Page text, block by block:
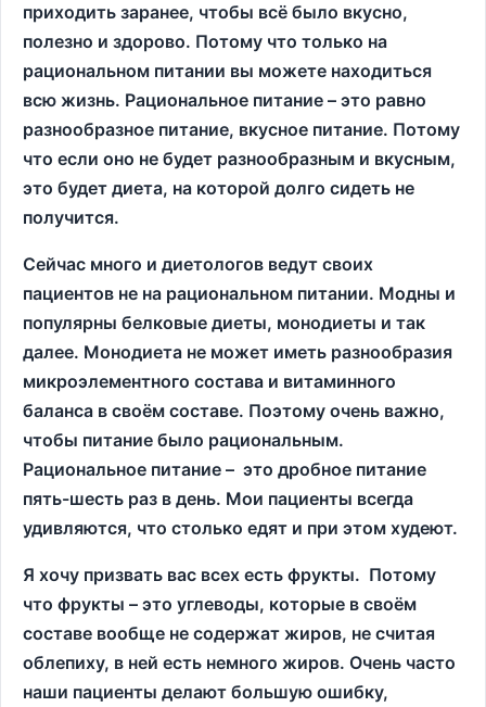
приходить заранее, чтобы всё было вкусно,
полезно и здорово. Потому что только на
рациональном питании вы можете находиться
всю жизнь. Рациональное питание – это равно
разнообразное питание, вкусное питание. Потому
что если оно не будет разнообразным и вкусным,
это будет диета, на которой долго сидеть не
получится.
Сейчас много и диетологов ведут своих
пациентов не на рациональном питании. Модны и
популярны белковые диеты, монодиеты и так
далее. Монодиета не может иметь разнообразия
микроэлементного состава и витаминного
баланса в своём составе. Поэтому очень важно,
чтобы питание было рациональным.
Рациональное питание – это дробное питание
пять-шесть раз в день. Мои пациенты всегда
удивляются, что столько едят и при этом худеют.
Я хочу призвать вас всех есть фрукты. Потому
что фрукты – это углеводы, которые в своём
составе вообще не содержат жиров, не считая
облепиху, в ней есть немного жиров. Очень часто
наши пациенты делают большую ошибку,